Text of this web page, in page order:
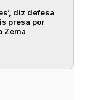
diz defesa
presa por
Zema